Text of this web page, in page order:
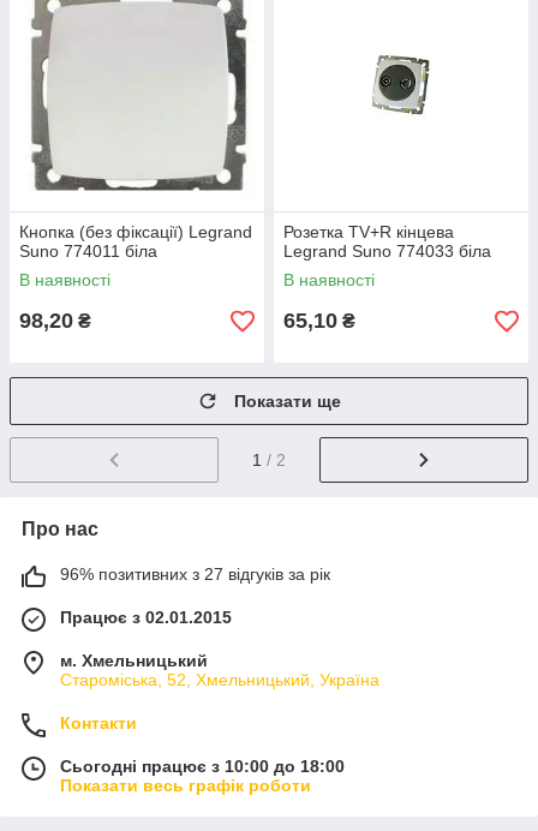
Кнопка (без фіксації) Legrand
Suno 774011 біла
В наявності
98,20 ₴
Розетка TV+R кінцева
Legrand Suno 774033 біла
В наявності
65,10 ₴
Показати ще
1 / 2
Про нас
96% позитивних з 27 відгуків за рік
Працює з 02.01.2015
м. Хмельницький
Староміська, 52, Хмельницький, Україна
Контакти
Сьогодні працює з 10:00 до 18:00
Показати весь графік роботи